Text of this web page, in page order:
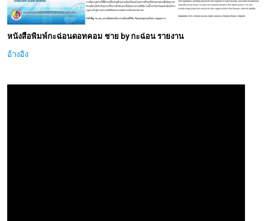
หนังสือพิมพ์กะฉ่อนดอทคอม ชาย by กะฉ่อน รายงาน
อ้างอิง